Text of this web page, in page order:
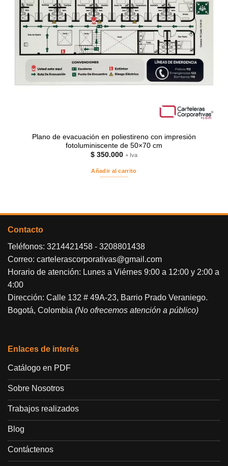
Plano de evacuación en poliestireno con impresión
fotoluminiscente de 50×70 cm
$ 350.000 + Iva
Añadir al carrito
Contacto
Teléfonos: 3214421458 - 3208801438
Correo: cartelerascorporativas@gmail.com
Horario de atención: Lunes a Viérnes 9:00 a 12:00 y 2:00 a
4:00
Dirección: Calle 132 # 49A-23, Barrio Prado Veraniego.
Bogotá, Colombia (No ofrecemos atención a público)
Enlaces de interés
Catálogo en PDF
Sobre Nosotros
Trabajos realizados
Blog
Contáctenos